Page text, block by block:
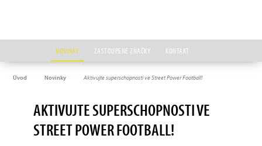
NOVINKY ZASTOUPENÉ ZNAČKY KONTAKT
Úvod Novinky Aktivujte superschopnosti ve Street Power Football!
AKTIVUJTE SUPERSCHOPNOSTI VE
STREET POWER FOOTBALL!